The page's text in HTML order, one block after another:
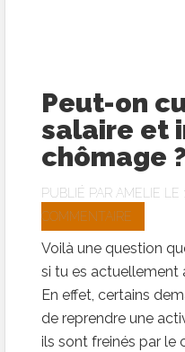
Peut-on
salaire et
chômage ?
PUBLIÉ PAR AMELIE LE
COMMENTAIRE
Voilà une question
si tu es actuellement
En effet, certains
de reprendre une
ils sont freinés par le